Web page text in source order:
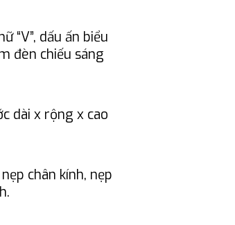
“V”, dấu ấn biểu
đèn chiếu sáng
dài x rộng x cao
chân kính, nẹp